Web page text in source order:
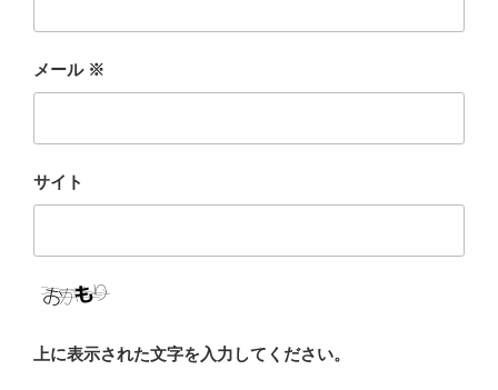
メール ※
サイト
上に表示された文字を入力してください。